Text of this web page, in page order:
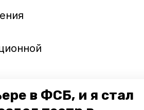
в ФСБ, и я стал
ул.